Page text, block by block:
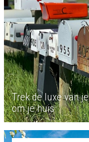
Trek de luxe van
om je huis